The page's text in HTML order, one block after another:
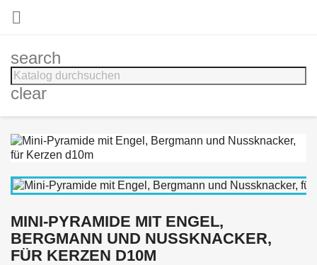

search
clear
MINI-PYRAMIDE MIT ENGEL,
BERGMANN UND NUSSKNACKER,
FÜR KERZEN D10M